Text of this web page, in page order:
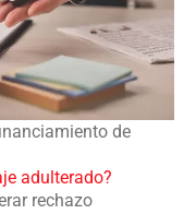
de
adulterado?
rechazo